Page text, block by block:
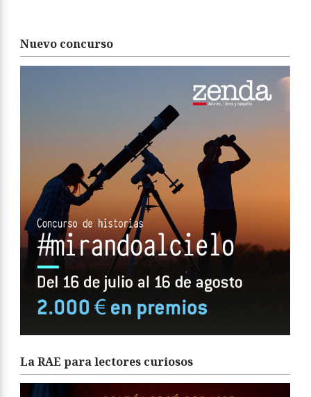
Nuevo concurso
La RAE para lectores curiosos